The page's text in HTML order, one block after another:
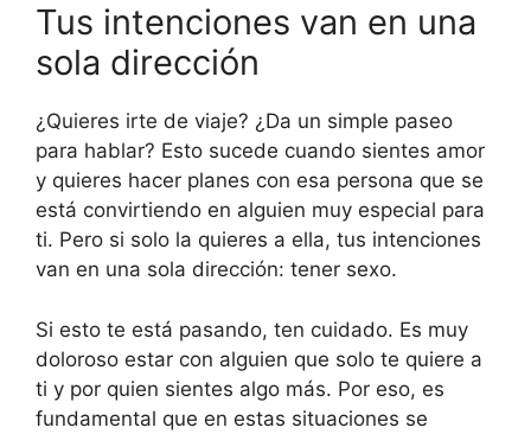
Tus intenciones van en una
sola dirección
¿Quieres irte de viaje? ¿Da un simple paseo
para hablar? Esto sucede cuando sientes amor
y quieres hacer planes con esa persona que se
está convirtiendo en alguien muy especial para
ti. Pero si solo la quieres a ella, tus intenciones
van en una sola dirección: tener sexo.
Si esto te está pasando, ten cuidado. Es muy
doloroso estar con alguien que solo te quiere a
ti y por quien sientes algo más. Por eso, es
fundamental que en estas situaciones se